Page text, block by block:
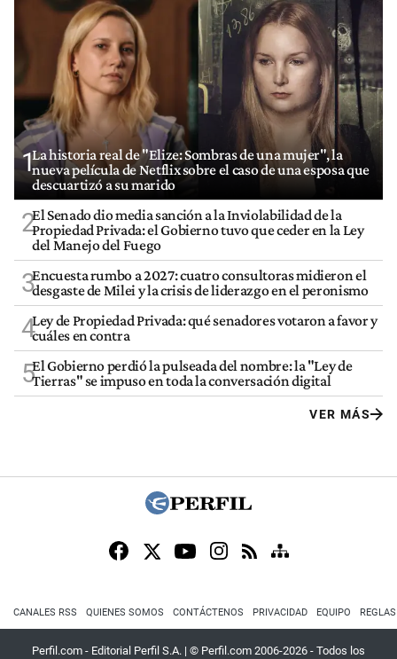
1La historia real de "Elize: Sombras de una mujer", la
nueva película de Netflix sobre el caso de una esposa que
descuartizó a su marido
2El Senado dio media sanción a la Inviolabilidad de la
Propiedad Privada: el Gobierno tuvo que ceder en la Ley
del Manejo del Fuego
3Encuesta rumbo a 2027: cuatro consultoras midieron el
desgaste de Milei y la crisis de liderazgo en el peronismo
4Ley de Propiedad Privada: qué senadores votaron a favor y
cuáles en contra
5El Gobierno perdió la pulseada del nombre: la "Ley de
Tierras" se impuso en toda la conversación digital
VER MÁS
CANALES RSS QUIENES SOMOS CONTÁCTENOS PRIVACIDAD EQUIPO
Perfil.com - Editorial Perfil S.A. | © Perfil.com 2006-2026 - Todos los